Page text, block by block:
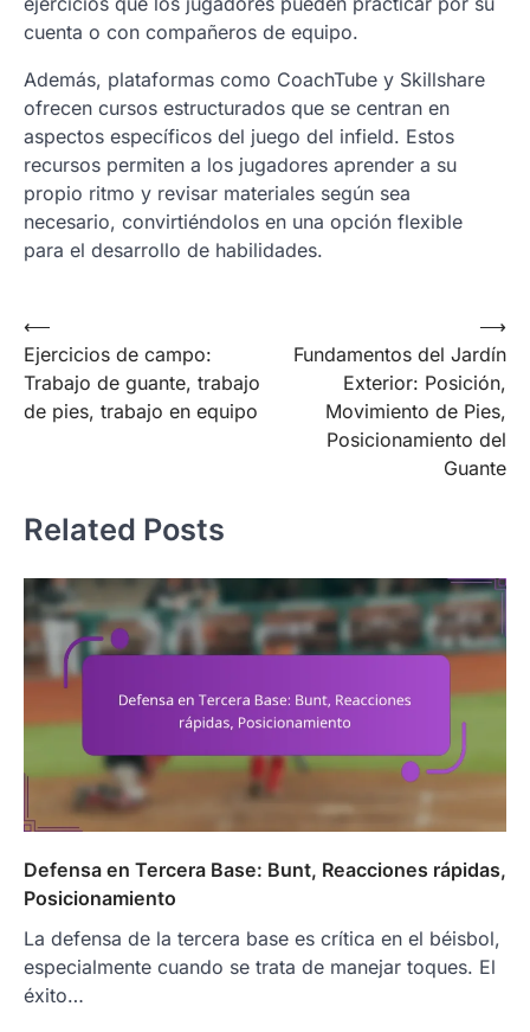
cuenta o con compañeros de equipo.
Además, plataformas como CoachTube y Skillshare
ofrecen cursos estructurados que se centran en
aspectos específicos del juego del infield. Estos
recursos permiten a los jugadores aprender a su
propio ritmo y revisar materiales según sea
necesario, convirtiéndolos en una opción flexible
para el desarrollo de habilidades.
Post
navigation
⟵
Ejercicios de campo:
Trabajo de guante, trabajo
de pies, trabajo en equipo
Fundamentos del Jardín
Exterior: Posición,
Movimiento de Pies,
Posicionamiento del
Guante
⟶
Related Posts
Defensa en Tercera Base: Bunt, Reacciones rápidas,
Posicionamiento
La defensa de la tercera base es crítica en el béisbol,
especialmente cuando se trata de manejar toques. El
éxito…